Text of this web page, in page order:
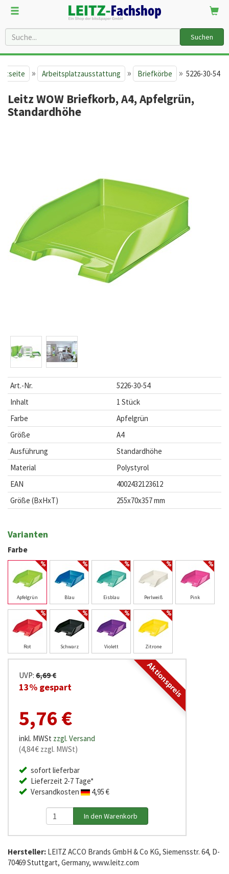
Suchen
» Arbeitsplatzausstattung » Briefkörbe » 5226-30-54
Leitz WOW Briefkorb, A4, Apfelgrün,
Standardhöhe
Art.-Nr.
5226-30-54
Inhalt
1 Stück
Farbe
Apfelgrün
Größe
A4
Ausführung
Standardhöhe
Material
Polystyrol
EAN
4002432123612
Größe (BxHxT)
255x70x357 mm
Varianten
Farbe
Apfelgrün Blau Eisblau Perlweiß Pink
Rot Schwarz Violett Zitrone
Aktionspreis
UVP: 6,69 €
13% gespart
5,76 €
inkl. MWSt zzgl. Versand
(4,84 € zzgl. MWSt)
sofort lieferbar
Lieferzeit 2-7 Tage*
Versandkosten
4,95 €
Hersteller: LEITZ ACCO Brands GmbH & Co KG, Siemensstr. 64, D-
70469 Stuttgart, Germany, www.leitz.com